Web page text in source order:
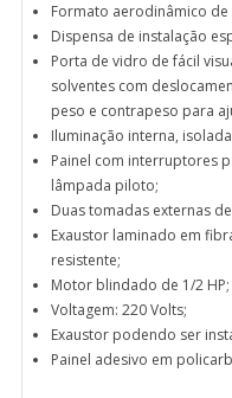
Formato aerodinâmico de
Dispensa de instalação
Porta de vidro de fácil
solventes com
peso e contrapeso para
Iluminação interna, isolada
Painel com interruptores
lâmpada piloto;
Duas tomadas externas
Exaustor laminado em
resistente;
Motor blindado de 1/2 HP;
Voltagem: 220 Volts;
Exaustor podendo ser
Painel adesivo em